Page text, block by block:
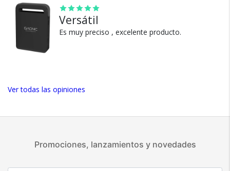
Versátil
Es muy preciso , excelente producto.
Ver todas las opiniones
5 estrellas de 5 en Facebook.
Más de 15.000 comentarios
Promociones, lanzamientos y novedades